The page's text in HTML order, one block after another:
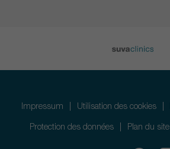
Impressum Utilisation des cookies
Protection des données Plan du site